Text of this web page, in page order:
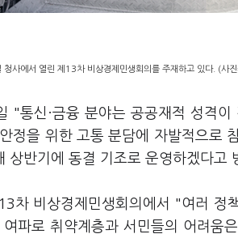
사에서 열린 제13차 비상경제민생회의를 주재하고 있다. (사
"통신·금융 분야는 공공재적 성격이
정을 위한 고통 분담에 자발적으로
반기에 동결 기조로 운영하겠다고
차 비상경제민생회의에서 "여러 정
파로 취약계층과 서민들의 어려움